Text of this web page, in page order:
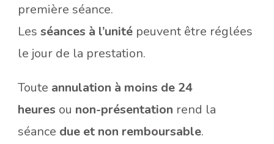
première séance.
Les séances à l’unité peuvent être réglées
le jour de la prestation.
Toute annulation à moins de 24
heures ou non-présentation rend la
séance due et non remboursable.